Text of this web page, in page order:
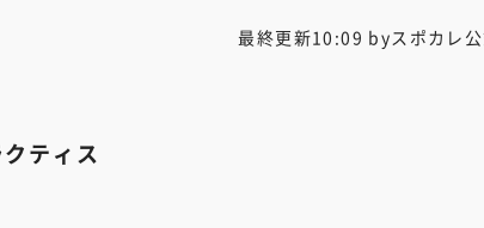
最終更新10:09 byスポカレ
ティス